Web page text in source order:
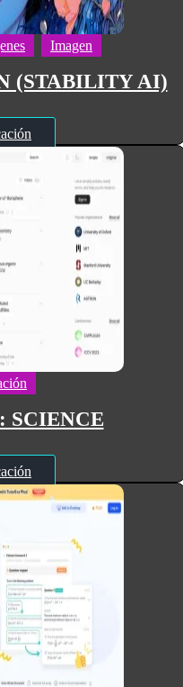
Imagen
(STABILITY AI)
SCIENCE